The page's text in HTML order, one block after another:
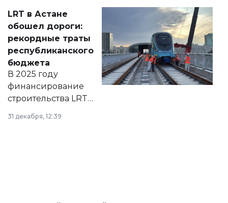
документ
появился в базе
нормативных
правовых актов и
на сайте маслихат
города.
LRT в Астане
обошел дороги:
рекордные траты
республиканского
бюджета
В 2025 году
финансирование
строительства LRT
в Астане из
республиканского
31 декабря, 12:39